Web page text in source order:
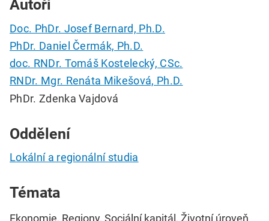
Autoři
Doc. PhDr. Josef Bernard, Ph.D.
PhDr. Daniel Čermák, Ph.D.
doc. RNDr. Tomáš Kostelecký, CSc.
RNDr. Mgr. Renáta Mikešová, Ph.D.
PhDr. Zdenka Vajdová
Oddělení
Lokální a regionální studia
Témata
Ekonomie, Regiony, Sociální kapitál, Životní úroveň